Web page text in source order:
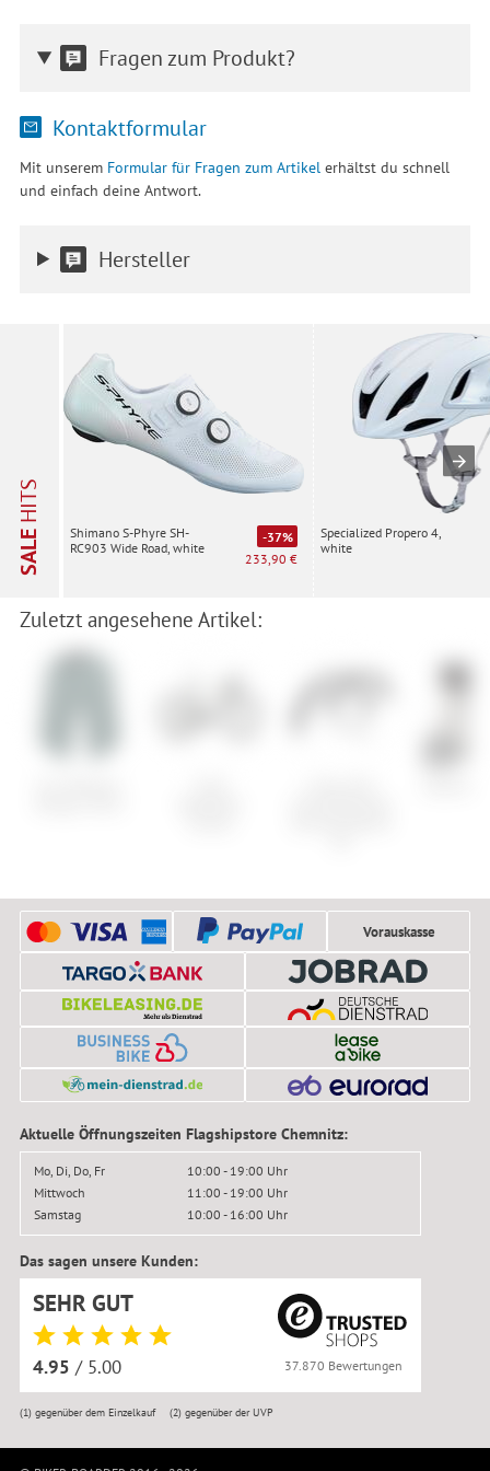
Fragen zum Produkt?
Kontaktformular
Mit unserem Formular für Fragen zum Artikelerhältst du schnell
und einfach deine Antwort.
Hersteller
SALE
HITS
Shimano S-Phyre SH-
RC903 Wide Road, white
-37%
233,90 €
Specialized Propero 4,
white
Zuletzt angesehene Artikel:
Vorauskasse
Aktuelle Öffnungszeiten Flagshipstore Chemnitz:
Mo, Di, Do, Fr
10:00 - 19:00 Uhr
Mittwoch
11:00 - 19:00 Uhr
Samstag
10:00 - 16:00 Uhr
Das sagen unsere Kunden:
SEHR GUT
4.95 / 5.00 37.870 Bewertungen
(1)gegenüber dem Einzelkauf (2) gegenüber der UVP